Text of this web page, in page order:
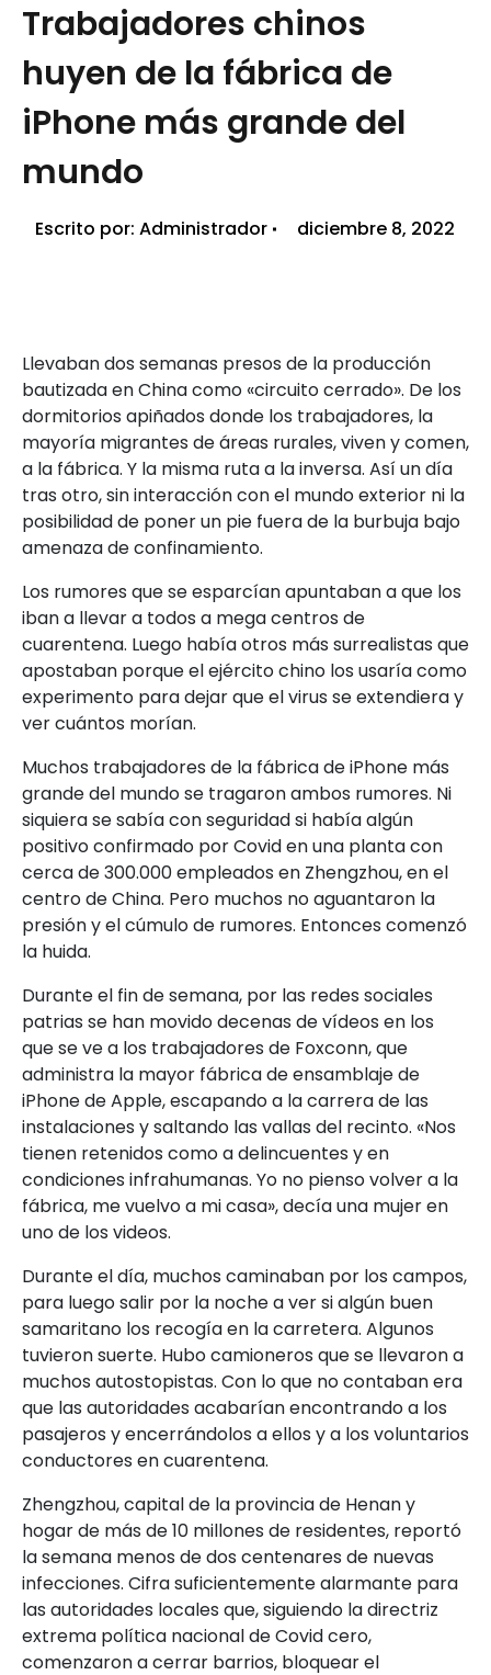
Trabajadores chinos
huyen de la fábrica de
iPhone más grande del
mundo
Escrito por: Administrador diciembre 8, 2022
Llevaban dos semanas presos de la producción
bautizada en China como «circuito cerrado». De los
dormitorios apiñados donde los trabajadores, la
mayoría migrantes de áreas rurales, viven y comen,
a la fábrica. Y la misma ruta a la inversa. Así un día
tras otro, sin interacción con el mundo exterior ni la
posibilidad de poner un pie fuera de la burbuja bajo
amenaza de confinamiento.
Los rumores que se esparcían apuntaban a que los
iban a llevar a todos a mega centros de
cuarentena. Luego había otros más surrealistas que
apostaban porque el ejército chino los usaría como
experimento para dejar que el virus se extendiera y
ver cuántos morían.
Muchos trabajadores de la fábrica de iPhone más
grande del mundo se tragaron ambos rumores. Ni
siquiera se sabía con seguridad si había algún
positivo confirmado por Covid en una planta con
cerca de 300.000 empleados en Zhengzhou, en el
centro de China. Pero muchos no aguantaron la
presión y el cúmulo de rumores. Entonces comenzó
la huida.
Durante el fin de semana, por las redes sociales
patrias se han movido decenas de vídeos en los
que se ve a los trabajadores de Foxconn, que
administra la mayor fábrica de ensamblaje de
iPhone de Apple, escapando a la carrera de las
instalaciones y saltando las vallas del recinto. «Nos
tienen retenidos como a delincuentes y en
condiciones infrahumanas. Yo no pienso volver a la
fábrica, me vuelvo a mi casa», decía una mujer en
uno de los videos.
Durante el día, muchos caminaban por los campos,
para luego salir por la noche a ver si algún buen
samaritano los recogía en la carretera. Algunos
tuvieron suerte. Hubo camioneros que se llevaron a
muchos autostopistas. Con lo que no contaban era
que las autoridades acabarían encontrando a los
pasajeros y encerrándolos a ellos y a los voluntarios
conductores en cuarentena.
Zhengzhou, capital de la provincia de Henan y
hogar de más de 10 millones de residentes, reportó
la semana menos de dos centenares de nuevas
infecciones. Cifra suficientemente alarmante para
las autoridades locales que, siguiendo la directriz
extrema política nacional de Covid cero,
comenzaron a cerrar barrios, bloquear el